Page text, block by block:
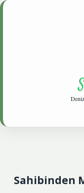
Sahibinden